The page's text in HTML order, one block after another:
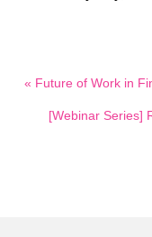
« Future of Work in
[Webinar Series]